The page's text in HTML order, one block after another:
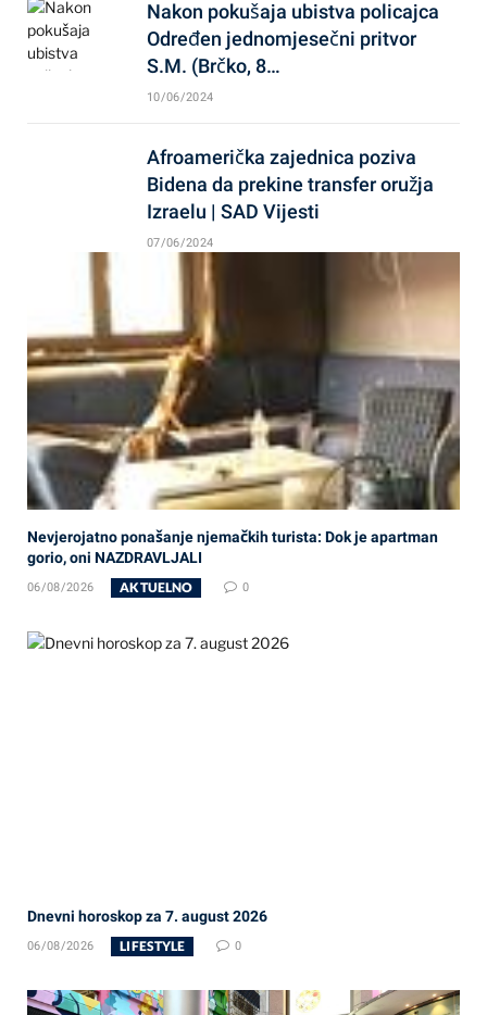
Nakon pokušaja ubistva policajca
Određen jednomjesečni pritvor
S.M. (Brčko, 8…
10/06/2024
Afroamerička zajednica poziva
Bidena da prekine transfer oružja
Izraelu | SAD Vijesti
07/06/2024
Nevjerojatno ponašanje njemačkih turista: Dok je apartman
gorio, oni NAZDRAVLJALI
06/08/2026 AKTUELNO 0
Dnevni horoskop za 7. august 2026
06/08/2026 LIFESTYLE 0